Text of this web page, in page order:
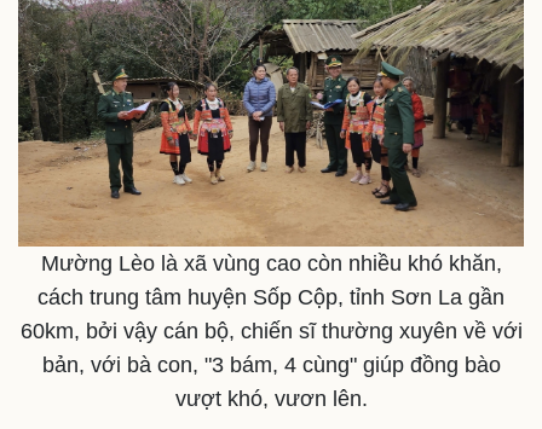
Khởi nghiệp
Tiêu dùng
Tỷ giá
Chứng khoán
Giá cà phê
Mường Lèo là xã vùng cao còn nhiều khó khăn,
cách trung tâm huyện Sốp Cộp, tỉnh Sơn La gần
60km, bởi vậy cán bộ, chiến sĩ thường xuyên về với
bản, với bà con, "3 bám, 4 cùng" giúp đồng bào
vượt khó, vươn lên.